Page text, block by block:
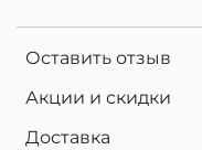
Оставить отзыв
Акции и скидки
Доставка